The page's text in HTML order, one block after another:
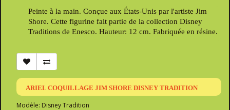
Peinte à la main. Conçue aux États-Unis par l'artiste Jim
Shore. Cette figurine fait partie de la collection Disney
Traditions de Enesco. Hauteur: 12 cm. Fabriquée en résine.
ARIEL COQUILLAGE JIM SHORE DISNEY TRADITION
Modèle: Disney Tradition